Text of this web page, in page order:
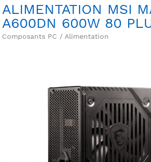
ALIMENTATION MSI
A600DN 600W 80
Composants PC / Alimentation